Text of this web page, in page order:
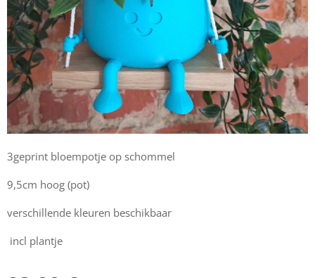
3geprint bloempotje op schommel
9,5cm hoog (pot)
verschillende kleuren beschikbaar
incl plantje